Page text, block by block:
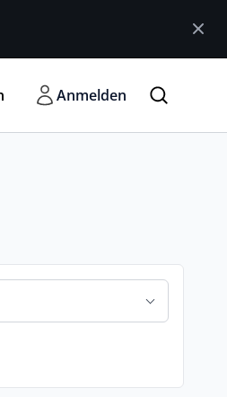
Anmelden